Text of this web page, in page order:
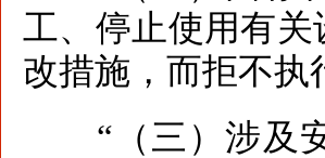
工、停止使用有
改措施，而拒不执
“（三）涉及安